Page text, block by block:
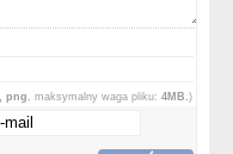
png , maksymalny waga pliku: 4MB. )